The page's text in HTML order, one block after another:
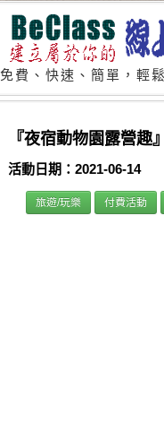
免費、快速、簡單，輕
『夜宿動物園露營
活動日期：2021-06-14
旅遊/玩樂 付費活動